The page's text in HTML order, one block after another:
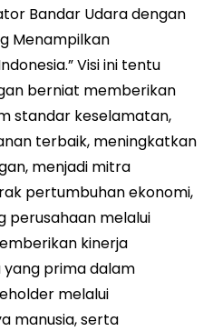
Bandar Udara dengan
Menampilkan
Visi ini tentu
berniat memberikan
standar keselamatan,
terbaik, meningkatkan
menjadi mitra
pertumbuhan ekonomi,
perusahaan melalui
kinerja
prima dalam
melalui
manusia, serta